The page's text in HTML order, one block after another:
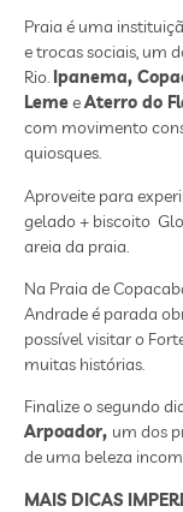
Praia é uma
e trocas sociais, um
Rio. Ipanema,
LemeeAterro do
com movimento
quiosques.
Aproveite para
gelado + biscoito
areia da praia.
Na Praia de
Andrade é parada
possível visitar o
muitas histórias.
Finalize o segundo
Arpoador, um dos
de uma beleza
MAIS DICAS